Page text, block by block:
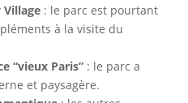
Village : le parc est pourtant
à la visite du
“vieux Paris” : le parc a
et paysagère.